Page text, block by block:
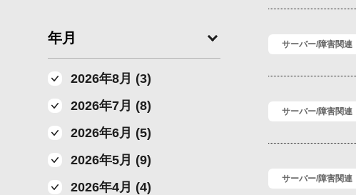
年月
2026年8月 (3)
2026年7月 (8)
2026年6月 (5)
2026年5月 (9)
2026年4月 (4)
サーバー/障害関連
サーバー/障害関連
サーバー/障害関連